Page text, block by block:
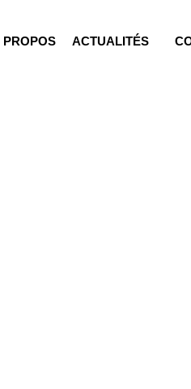
PROPOS ACTUALITÉS